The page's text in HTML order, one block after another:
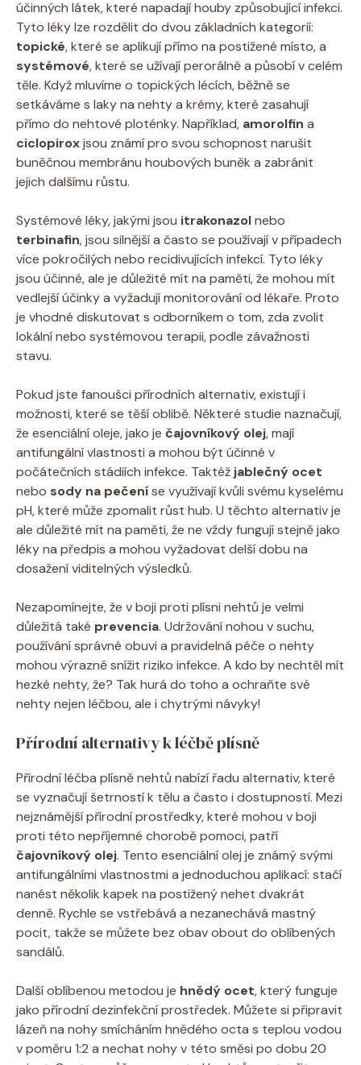
účinných látek, které napadají houby způsobující infekci.
Tyto léky lze rozdělit do dvou základních kategorií:
topické, které se aplikují přímo na postižené místo, a
systémové, které se užívají perorálně a působí v celém
těle. Když mluvíme o topických lécích, běžně se
setkáváme s laky na nehty a krémy, které zasahují
přímo do nehtové ploténky. Například, amorolfin a
ciclopiroxjsou známí pro svou schopnost narušit
buněčnou membránu houbových buněk a zabránit
jejich dalšímu růstu.
Systémové léky, jakými jsou itrakonazolnebo
terbinafin, jsou silnější a často se používají v případech
více pokročilých nebo recidivujících infekcí. Tyto léky
jsou účinné, ale je důležité mít na paměti, že mohou mít
vedlejší účinky a vyžadují monitorování od lékaře. Proto
je vhodné diskutovat s odborníkem o tom, zda zvolit
lokální nebo systémovou terapii, podle závažnosti
stavu.
Pokud jste fanoušci přírodních alternativ, existují i
možnosti, které se těší oblibě. Některé studie naznačují,
že esenciální oleje, jako je čajovníkový olej, mají
antifungální vlastnosti a mohou být účinné v
počátečních stádiích infekce. Taktéž jablečný ocet
nebo sody na pečeníse využívají kvůli svému kyselému
pH, které může zpomalit růst hub. U těchto alternativ je
ale důležité mít na paměti, že ne vždy fungují stejně jako
léky na předpis a mohou vyžadovat delší dobu na
dosažení viditelných výsledků.
Nezapomínejte, že v boji proti plísni nehtů je velmi
důležitá také prevencia. Udržování nohou v suchu,
používání správné obuvi a pravidelná péče o nehty
mohou výrazně snížit riziko infekce. A kdo by nechtěl mít
hezké nehty, že? Tak hurá do toho a ochraňte své
nehty nejen léčbou, ale i chytrými návyky!
Přírodní alternativy k léčbě plísně
Přírodní léčba plísně nehtů nabízí řadu alternativ, které
se vyznačují šetrností k tělu a často i dostupností. Mezi
nejznámější přírodní prostředky, které mohou v boji
proti této nepříjemné chorobě pomoci, patří
čajovníkový olej. Tento esenciální olej je známý svými
antifungálními vlastnostmi a jednoduchou aplikací: stačí
nanést několik kapek na postižený nehet dvakrát
denně. Rychle se vstřebává a nezanechává mastný
pocit, takže se můžete bez obav obout do oblíbených
sandálů.
Další oblíbenou metodou je hnědý ocet, který funguje
jako přírodní dezinfekční prostředek. Můžete si připravit
lázeň na nohy smícháním hnědého octa s teplou vodou
v poměru 1:2 a nechat nohy v této směsi po dobu 20